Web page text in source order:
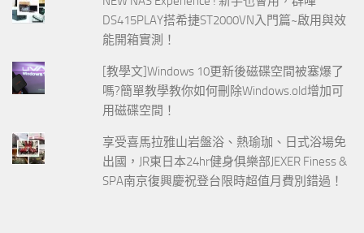
DS415PLAY搭希捷ST2000VN入門篇~啟用與效
能開箱實測！
[教學文]Windows 10更新後磁碟空間被塞爆了
嗎?簡單教學教你如何刪除Windows.old增加可
用磁碟空間！
享受喜馬拉雅山岩盤浴、熱瑜珈、日式浴場免
出國，JR東日本24hr健身俱樂部JEXER Finess &
SPA南京復興慶祝登台限時超值月費別錯過！